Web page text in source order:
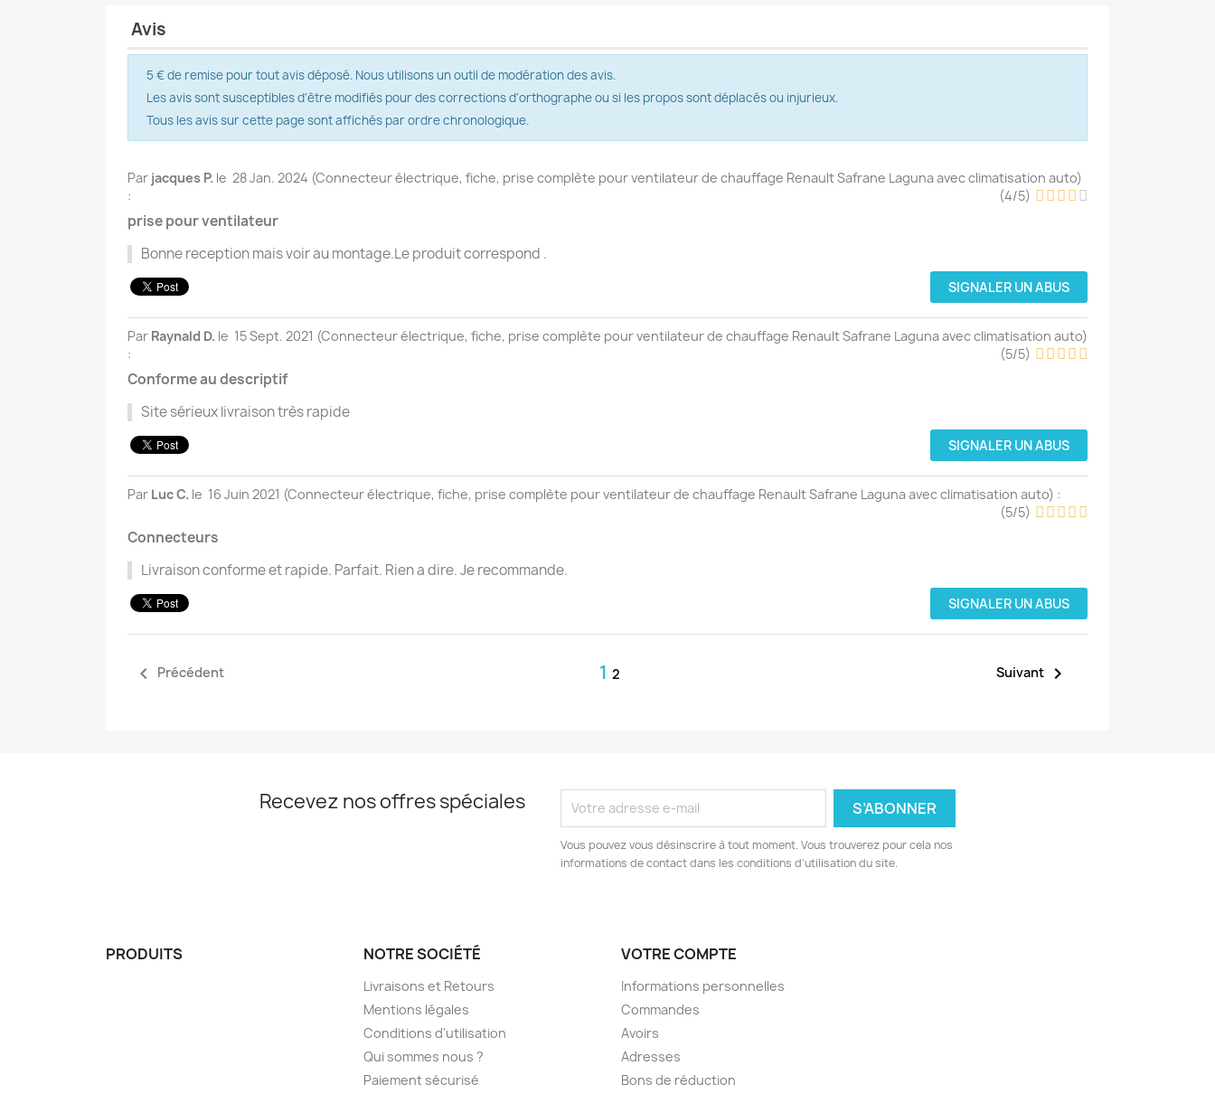
Avis
5 € de remise pour tout avis déposé. Nous utilisons un outil de modération des avis.
Les avis sont susceptibles d'être modifiés pour des corrections d'orthographe ou si les propos sont déplacés ou injurieux.
Tous les avis sur cette page sont affichés par ordre chronologique.
Par jacques P. le 28 Jan. 2024 (Connecteur électrique, fiche, prise complète pour ventilateur de chauffage Renault Safrane Laguna avec climatisation auto)
:
(4/5)
prise pour ventilateur
Bonne reception mais voir au montage.Le produit correspond .
SIGNALER UN ABUS
Par Raynald D. le 15 Sept. 2021 (Connecteur électrique, fiche, prise complète pour ventilateur de chauffage Renault Safrane Laguna avec climatisation auto)
:
(5/5)
Conforme au descriptif
Site sérieux livraison très rapide
SIGNALER UN ABUS
Par Luc C. le 16 Juin 2021 (Connecteur électrique, fiche, prise complète pour ventilateur de chauffage Renault Safrane Laguna avec climatisation auto) :
(5/5)
Connecteurs
Livraison conforme et rapide. Parfait. Rien a dire. Je recommande.
SIGNALER UN ABUS
 Précédent 1 2 Suivant 
Recevez nos offres spéciales
Vous pouvez vous désinscrire à tout moment. Vous trouverez pour cela nos
informations de contact dans les conditions d'utilisation du site.
PRODUITS NOTRE SOCIÉTÉ
Livraisons et Retours
Mentions légales
Conditions d'utilisation
Qui sommes nous ?
Paiement sécurisé
VOTRE COMPTE
Informations personnelles
Commandes
Avoirs
Adresses
Bons de réduction